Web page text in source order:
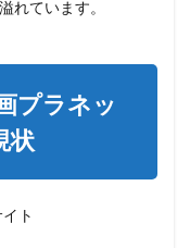
れています。
プラネッ
状